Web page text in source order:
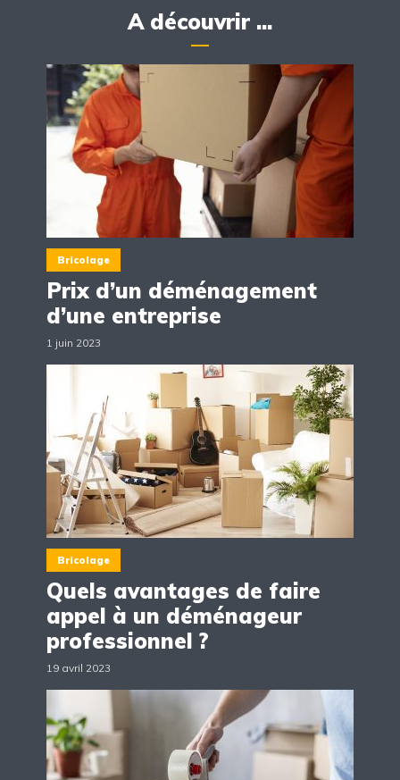
A découvrir ...
Bricolage
Prix d’un déménagement
d’une entreprise
1 juin 2023
Bricolage
Quels avantages de faire
appel à un déménageur
professionnel ?
19 avril 2023